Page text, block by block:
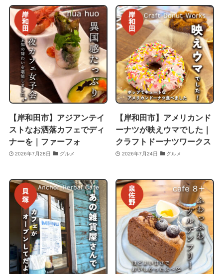
【岸和田市】アジアンテイ
ストなお洒落カフェでディ
ナーを｜ファーフォ
2026年7月28日 グルメ
【岸和田市】アメリカンド
ーナツが映えウマでした｜
クラフトドーナツワークス
2026年7月24日 グルメ